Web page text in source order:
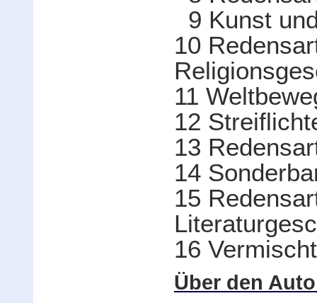
9 Kunst
10
11
12
13
14
15
16
Über den